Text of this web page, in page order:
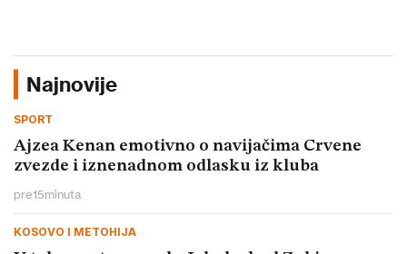
Najnovije
SPORT
Ajzea Kenan emotivno o navijačima Crvene
zvezde i iznenadnom odlasku iz kluba
pre15minuta
KOSOVO I METOHIJA